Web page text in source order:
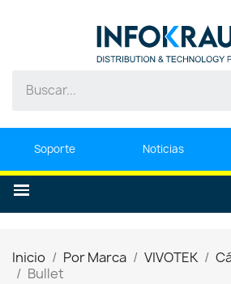
Soporte Noticias
Inicio Por Marca VIVOTEK
Bullet